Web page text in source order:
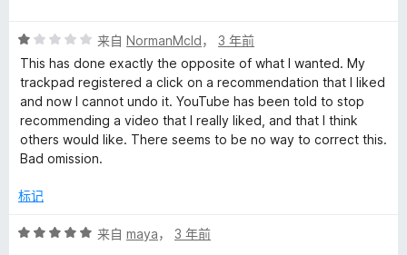
/
5
评
分
1
/
5
来自 NormanMcld， 3 年前
This has done exactly the opposite of what I wanted. My
trackpad registered a click on a recommendation that I liked
and now I cannot undo it. YouTube has been told to stop
recommending a video that I really liked, and that I think
others would like. There seems to be no way to correct this.
Bad omission.
标记
评
来自 maya， 3 年前